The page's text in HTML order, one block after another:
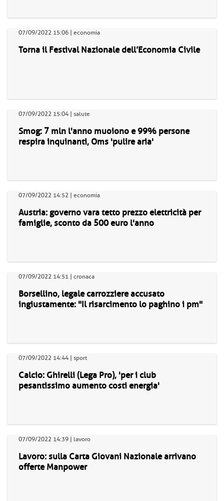
07/09/2022 15:06 | economia
Torna il Festival Nazionale dell’Economia Civile
07/09/2022 15:04 | salute
Smog: 7 mln l'anno muoiono e 99% persone
respira inquinanti, Oms 'pulire aria'
07/09/2022 14:52 | economia
Austria: governo vara tetto prezzo elettricità per
famiglie, sconto da 500 euro l'anno
07/09/2022 14:51 | cronaca
Borsellino, legale carrozziere accusato
ingiustamente: "Il risarcimento lo paghino i pm"
07/09/2022 14:44 | sport
Calcio: Ghirelli (Lega Pro), 'per i club
pesantissimo aumento costi energia'
07/09/2022 14:39 | lavoro
Lavoro: sulla Carta Giovani Nazionale arrivano
offerte Manpower